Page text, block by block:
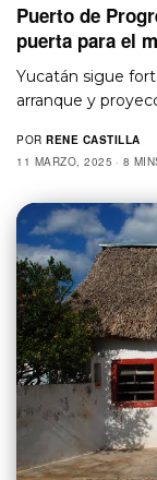
Puerto de
puerta para el
Yucatán sigue
arranque y
POR RENE CASTILLA
11 MARZO, 2025
8